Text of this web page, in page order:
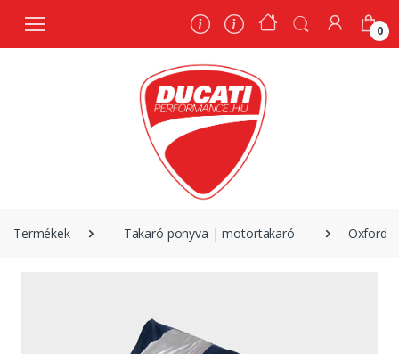
0
Termékek Takaró ponyva | motortakaró Oxford
0